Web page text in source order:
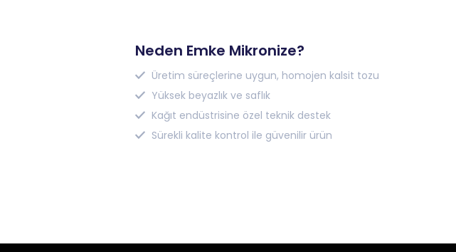
Neden Emke Mikronize?
Üretim süreçlerine uygun, homojen kalsit tozu
Yüksek beyazlık ve saflık
Kağıt endüstrisine özel teknik destek
Sürekli kalite kontrol ile güvenilir ürün